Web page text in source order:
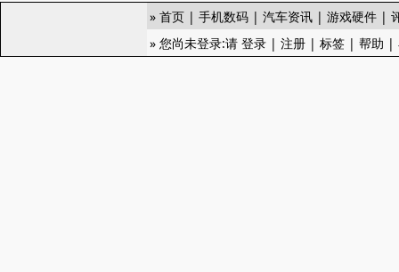
» 首页 | 手机数码 | 汽车资讯 | 游戏硬件 |
» 您尚未登录:请 登录 | 注册 | 标签 | 帮助 |